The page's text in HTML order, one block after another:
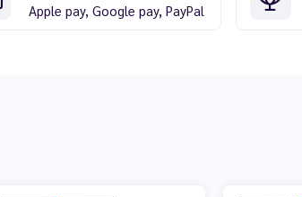
Apple pay, Google pay, PayPal